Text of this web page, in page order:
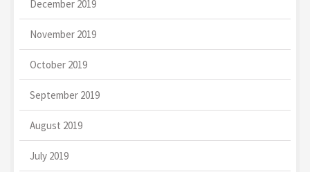
December 2019
November 2019
October 2019
September 2019
August 2019
July 2019